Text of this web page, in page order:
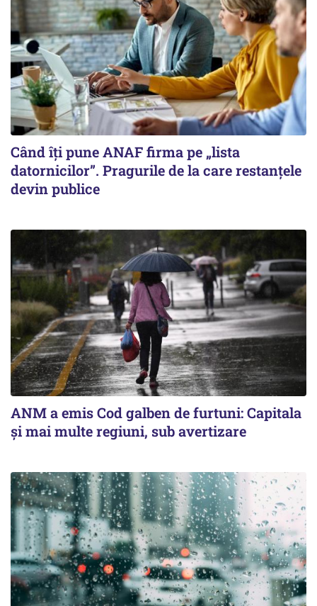
Când îți pune ANAF firma pe „lista
datornicilor”. Pragurile de la care restanțele
devin publice
ANM a emis Cod galben de furtuni: Capitala
și mai multe regiuni, sub avertizare